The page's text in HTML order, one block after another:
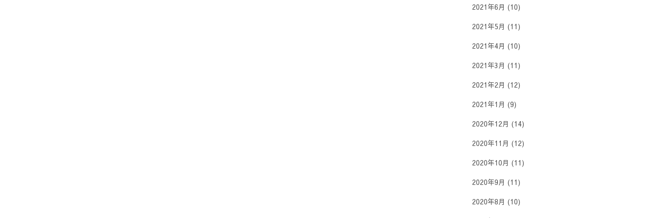
2021年6月 (10)
2021年5月 (11)
2021年4月 (10)
2021年3月 (11)
2021年2月 (12)
2021年1月 (9)
2020年12月 (14)
2020年11月 (12)
2020年10月 (11)
2020年9月 (11)
2020年8月 (10)